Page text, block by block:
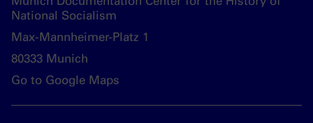
National Socialism
Max-Mannheimer-Platz 1
80333 Munich
Go to Google Maps